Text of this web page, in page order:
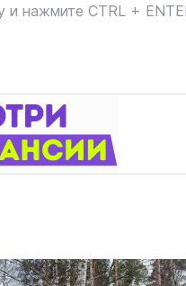
и нажмите CTRL +